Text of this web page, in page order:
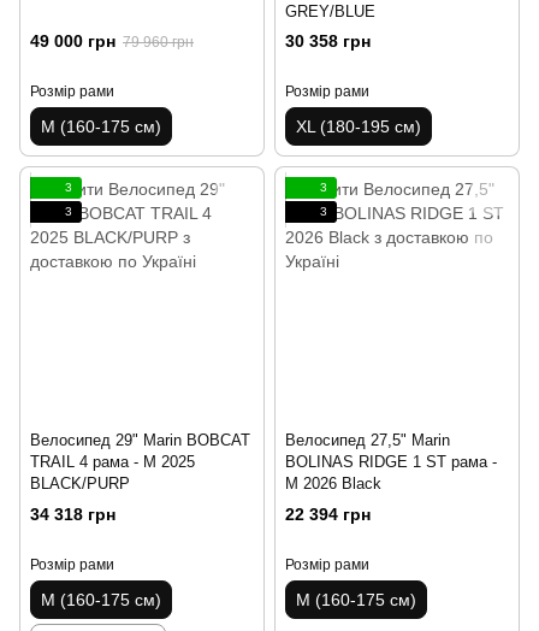
49 000 грн 79 960 грн
Розмір рами
M (160-175 см)
GREY/BLUE
30 358 грн
Розмір рами
XL (180-195 см)
3
3
Велосипед 29" Marin BOBCAT
TRAIL 4 рама - M 2025
BLACK/PURP
34 318 грн
Розмір рами
M (160-175 см)
3
3
Велосипед 27,5" Marin
BOLINAS RIDGE 1 ST рама -
M 2026 Black
22 394 грн
Розмір рами
M (160-175 см)